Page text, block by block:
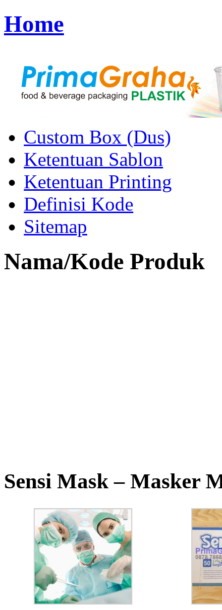
Home
Custom Box (Dus)
Ketentuan Sablon
Ketentuan Printing
Definisi Kode
Sitemap
Nama/Kode Produk
Sensi Mask – Masker